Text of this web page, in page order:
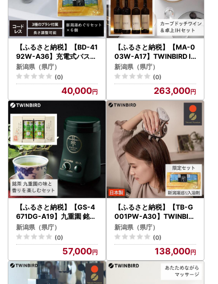
【ふるさと納税】【BD-41
92W-A36】充電式バスポ
リッシャー ×新潟湯めぐり
入浴剤６セット
新潟県（県庁）
(0)
40,000
【ふるさと納税】【MA-0
03W-A17】TWINBIRD IH
調理器×カーブドッチ ワイ
ン SABLEセット
新潟県（県庁）
(0)
263,000
【ふるさと納税】【GS-4
671DG-A19】九重園 銘茶
詰合わせ×TWINBIRD お茶
ひき器 セット
新潟県（県庁）
(0)
57,000
【ふるさと納税】【TB-G
001PW-A30】TWINBIR
D防水ヘッドケア機×新潟
湯めぐり入浴剤２５セット
美容 家電 日本製
新潟県（県庁）
(0)
138,000